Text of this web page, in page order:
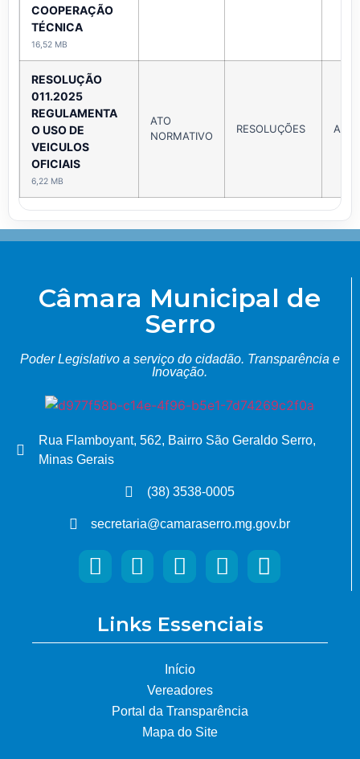
COOPERAÇÃO
TÉCNICA
16,52 MB
RESOLUÇÃO
011.2025
REGULAMENTA
O USO DE
VEICULOS
OFICIAIS
6,22 MB
ATO
NORMATIVO
RESOLUÇÕES Ano
Câmara Municipal de
Serro
Poder Legislativo a serviço do cidadão. Transparência e
Inovação.
Rua Flamboyant, 562, Bairro São Geraldo Serro,
Minas Gerais
(38) 3538-0005
secretaria@camaraserro.mg.gov.br
Links Essenciais
Início
Vereadores
Portal da Transparência
Mapa do Site